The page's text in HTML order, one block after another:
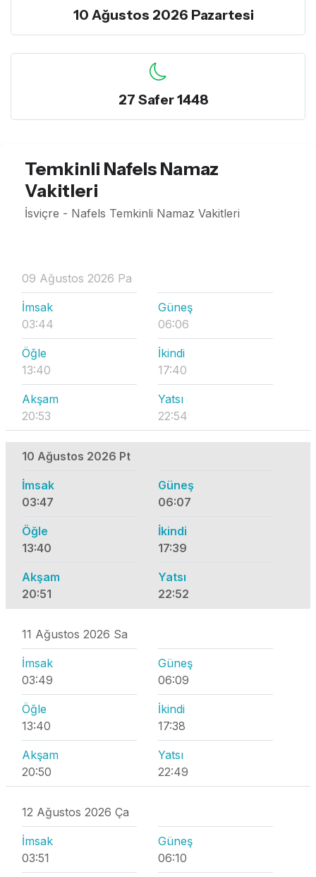
10 Ağustos 2026 Pazartesi
27 Safer 1448
Temkinli Nafels Namaz
Vakitleri
İsviçre - Nafels Temkinli Namaz Vakitleri
09 Ağustos 2026 Pa
İmsak
03:44
Güneş
06:06
Öğle
13:40
İkindi
17:40
Akşam
20:53
Yatsı
22:54
10 Ağustos 2026 Pt
İmsak
03:47
Güneş
06:07
Öğle
13:40
İkindi
17:39
Akşam
20:51
Yatsı
22:52
11 Ağustos 2026 Sa
İmsak
03:49
Güneş
06:09
Öğle
13:40
İkindi
17:38
Akşam
20:50
Yatsı
22:49
12 Ağustos 2026 Ça
İmsak
03:51
Güneş
06:10